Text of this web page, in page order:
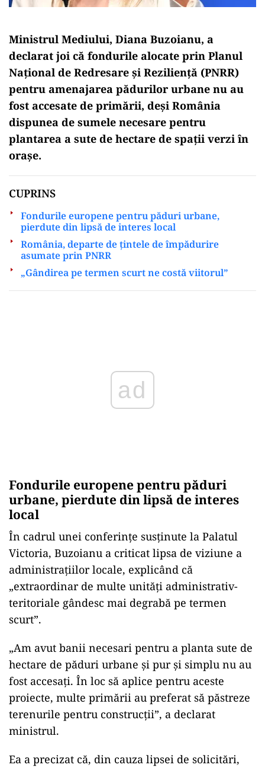
Ministrul Mediului, Diana Buzoianu, a
declarat joi că fondurile alocate prin Planul
Național de Redresare și Reziliență (PNRR)
pentru amenajarea pădurilor urbane nu au
fost accesate de primării, deși România
dispunea de sumele necesare pentru
plantarea a sute de hectare de spații verzi în
orașe.
CUPRINS
Fondurile europene pentru păduri urbane,
pierdute din lipsă de interes local
România, departe de țintele de împădurire
asumate prin PNRR
„Gândirea pe termen scurt ne costă viitorul”
Fondurile europene pentru păduri
urbane, pierdute din lipsă de interes
local
În cadrul unei conferințe susținute la Palatul
Victoria, Buzoianu a criticat lipsa de viziune a
administrațiilor locale, explicând că
„extraordinar de multe unități administrativ-
teritoriale gândesc mai degrabă pe termen
scurt”.
„Am avut banii necesari pentru a planta sute de
hectare de păduri urbane și pur și simplu nu au
fost accesați. În loc să aplice pentru aceste
proiecte, multe primării au preferat să păstreze
terenurile pentru construcții”, a declarat
ministrul.
Ea a precizat că, din cauza lipsei de solicitări,